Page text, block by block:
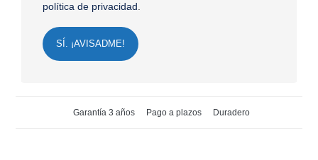
política de privacidad
SÍ. ¡AVISADME!
Garantía 3 años Pago a plazos Duradero